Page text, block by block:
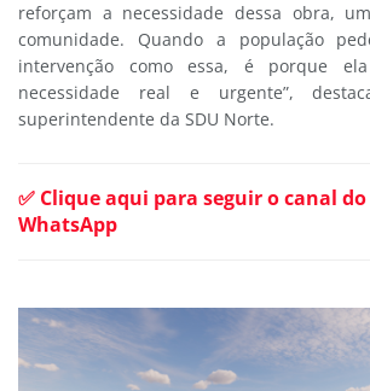
reforçam a necessidade dessa obra,
comunidade. Quando a população
intervenção como essa, é porque
necessidade real e urgente”,
superintendente da SDU Norte.
✅ Clique aqui para seguir o canal do
WhatsApp